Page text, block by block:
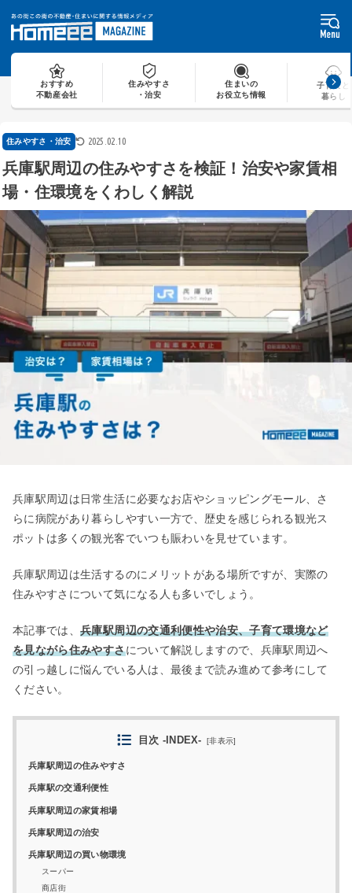
おすすめ
不動産会社
住みやすさ
・治安
住まいの
お役立ち情報
子育てと
暮らし
住みやすさ・治安 2025.02.10
兵庫駅周辺の住みやすさを検証！治安や家賃相
場・住環境をくわしく解説
兵庫駅周辺は日常生活に必要なお店やショッピングモール、さ
らに病院があり暮らしやすい一方で、歴史を感じられる観光ス
ポットは多くの観光客でいつも賑わいを見せています。
兵庫駅周辺は生活するのにメリットがある場所ですが、実際の
住みやすさについて気になる人も多いでしょう。
本記事では、兵庫駅周辺の交通利便性や治安、子育て環境など
を見ながら住みやすさについて解説しますので、兵庫駅周辺へ
の引っ越しに悩んでいる人は、最後まで読み進めて参考にして
ください。
目次 -INDEX- [非表示]
兵庫駅周辺の住みやすさ
兵庫駅の交通利便性
兵庫駅周辺の家賃相場
兵庫駅周辺の治安
兵庫駅周辺の買い物環境
スーパー
商店街